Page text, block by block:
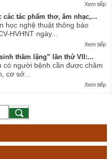
Xem tiếp
các tác phẩm thơ, âm nhạc,...
học nghệ thuật thông báo
HVHNT ngày...
Xem tiếp
thầm lặng” lần thứ VII:...
có người bệnh cần được chăm
cơ sở...
Xem tiếp